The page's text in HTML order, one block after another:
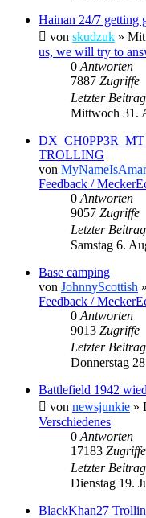
Hainan 24/7 getting
von skudzuk »
us, we will try to
0 Antworten
7887 Zugriffe
Letzter Beitrag
Mittwoch 31.
TROLLING
von MyNameIsAmar
Feedback /
0 Antworten
9057 Zugriffe
Letzter Beitrag
Samstag 6.
Base camping
von JohnnyScottish »
Feedback /
0 Antworten
9013 Zugriffe
Letzter Beitrag
Donnerstag
Battlefield 1942
von newsjunkie »
Verschiedenes
0 Antworten
17183 Zugriffe
Letzter Beitrag
Dienstag 19.
BlackKhan27